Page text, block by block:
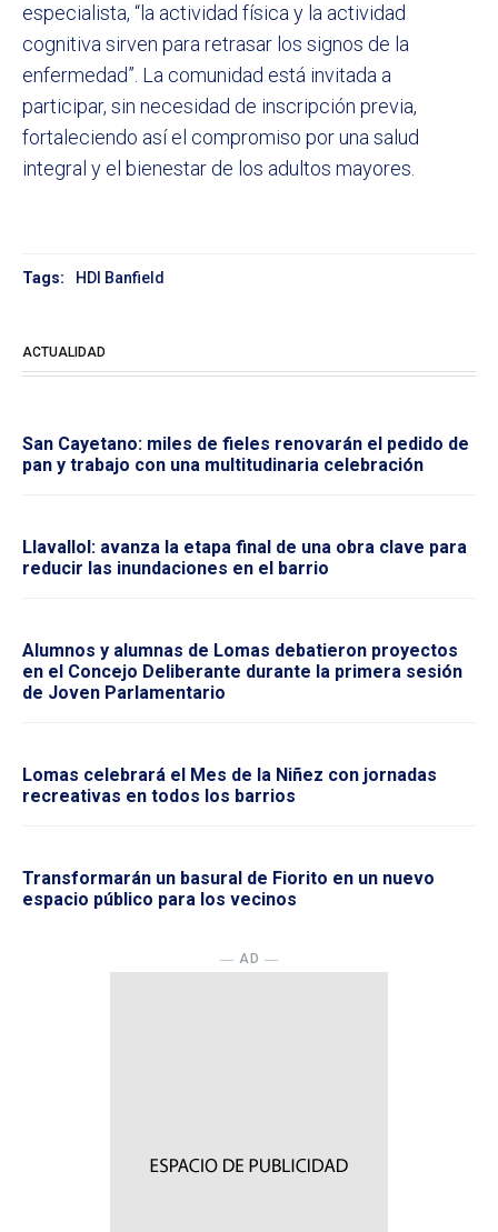
especialista, “la actividad física y la actividad
cognitiva sirven para retrasar los signos de la
enfermedad”. La comunidad está invitada a
participar, sin necesidad de inscripción previa,
fortaleciendo así el compromiso por una salud
integral y el bienestar de los adultos mayores.
Tags: HDI Banfield
ACTUALIDAD
San Cayetano: miles de fieles renovarán el pedido de
pan y trabajo con una multitudinaria celebración
Llavallol: avanza la etapa final de una obra clave para
reducir las inundaciones en el barrio
Alumnos y alumnas de Lomas debatieron proyectos
en el Concejo Deliberante durante la primera sesión
de Joven Parlamentario
Lomas celebrará el Mes de la Niñez con jornadas
recreativas en todos los barrios
Transformarán un basural de Fiorito en un nuevo
espacio público para los vecinos
― AD ―